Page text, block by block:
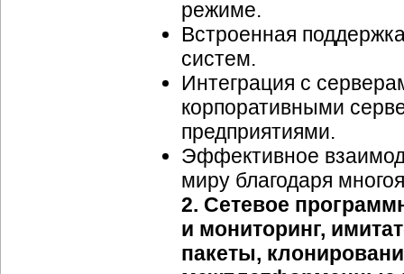
режиме.
Встроенная
систем.
Интеграция с
корпоративными
предприятиями.
Эффективное
миру благодаря
2. Сетевое
и мониторинг,
пакеты,